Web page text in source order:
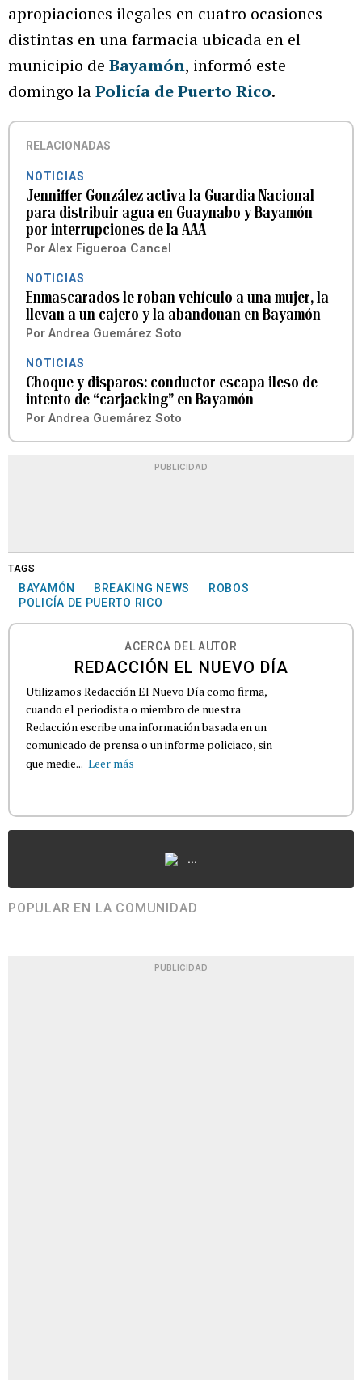
apropiaciones ilegales en cuatro ocasiones
distintas en una farmacia ubicada en el
municipio de Bayamón, informó este
domingo laPolicía de Puerto Rico.
RELACIONADAS
NOTICIAS
Jenniffer González activa la Guardia Nacional
para distribuir agua en Guaynabo y Bayamón
por interrupciones de la AAA
Por Alex Figueroa Cancel
NOTICIAS
Enmascarados le roban vehículo a una mujer, la
llevan a un cajero y la abandonan en Bayamón
Por Andrea Guemárez Soto
NOTICIAS
Choque y disparos: conductor escapa ileso de
intento de “carjacking” en Bayamón
Por Andrea Guemárez Soto
PUBLICIDAD
TAGS
BAYAMÓN BREAKING NEWS
ROBOS
POLICÍA DE PUERTO RICO
ACERCA DEL AUTOR
REDACCIÓN EL NUEVO DÍA
Utilizamos Redacción El Nuevo Día como firma,
cuando el periodista o miembro de nuestra
Redacción escribe una información basada en un
comunicado de prensa o un informe policiaco, sin
que medie... Leer más
...
POPULAR EN LA COMUNIDAD
PUBLICIDAD